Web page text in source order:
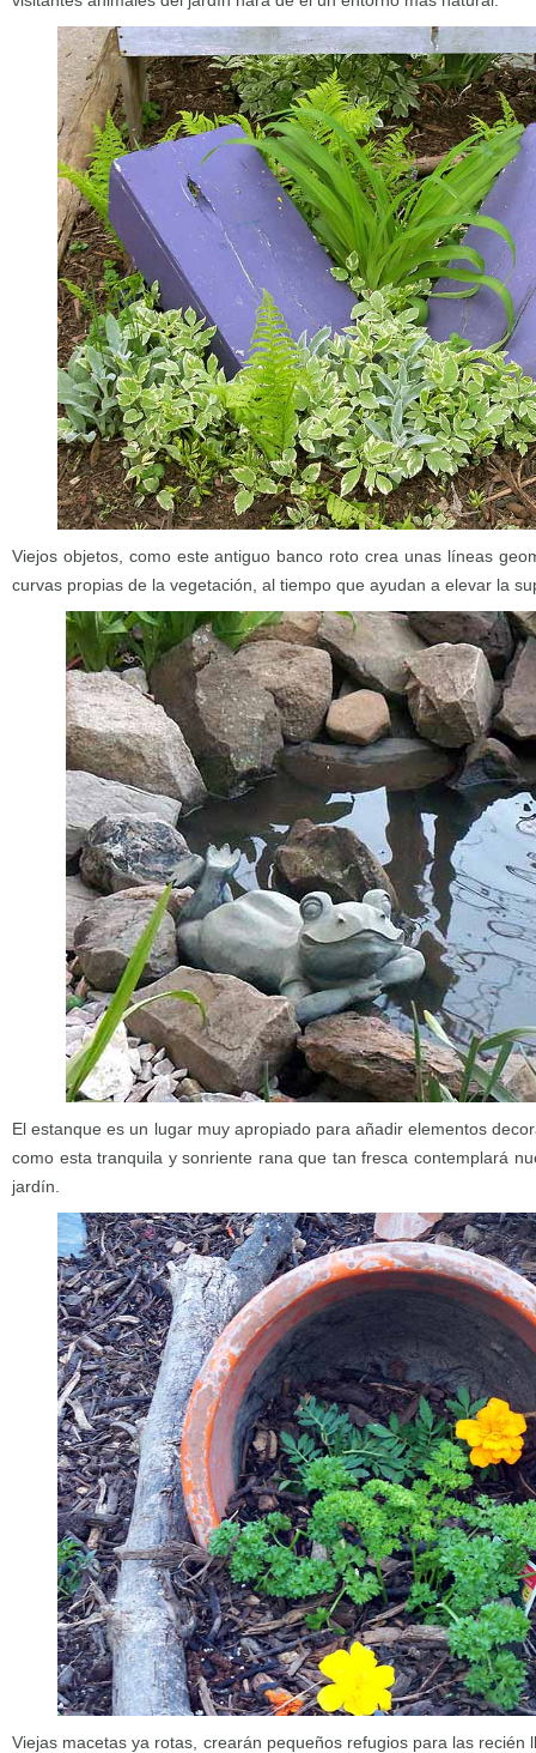
Viejos objetos, como este antiguo banco roto crea unas líneas
curvas propias de la vegetación, al tiempo que ayudan a elevar la
El estanque es un lugar muy apropiado para añadir elementos
como esta tranquila y sonriente rana que tan fresca contemplará
jardín.
Viejas macetas ya rotas, crearán pequeños refugios para las recién